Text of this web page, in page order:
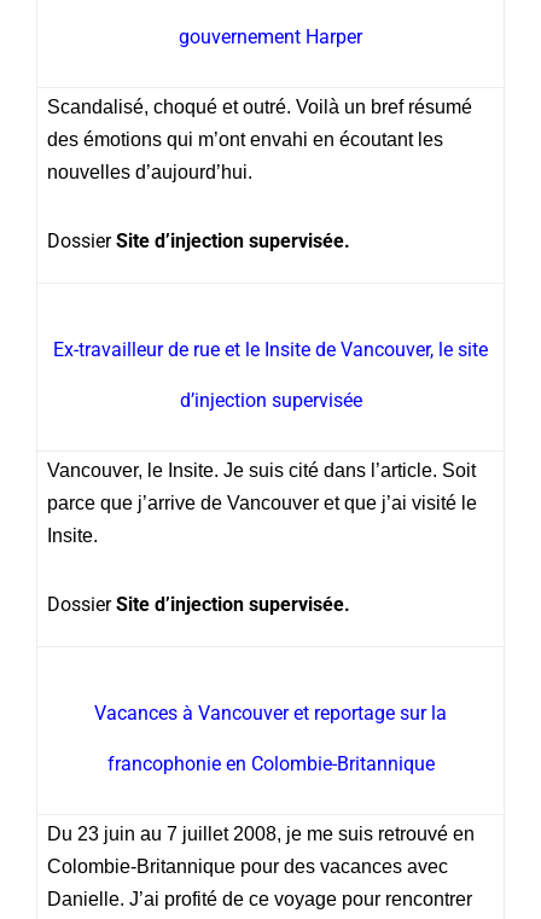
gouvernement Harper
Scandalisé, choqué et outré. Voilà un bref résumé
des émotions qui m’ont envahi en écoutant les
nouvelles d’aujourd’hui.
DossierSite d’injection supervisée.
Ex-travailleur de rue et le Insite de Vancouver, le site
d’injection supervisée
Vancouver, le Insite. Je suis cité dans l’article. Soit
parce que j’arrive de Vancouver et que j’ai visité le
Insite.
DossierSite d’injection supervisée.
Vacances à Vancouver et reportage sur la
francophonie en Colombie-Britannique
Du 23 juin au 7 juillet 2008, je me suis retrouvé en
Colombie-Britannique pour des vacances avec
Danielle. J’ai profité de ce voyage pour rencontrer